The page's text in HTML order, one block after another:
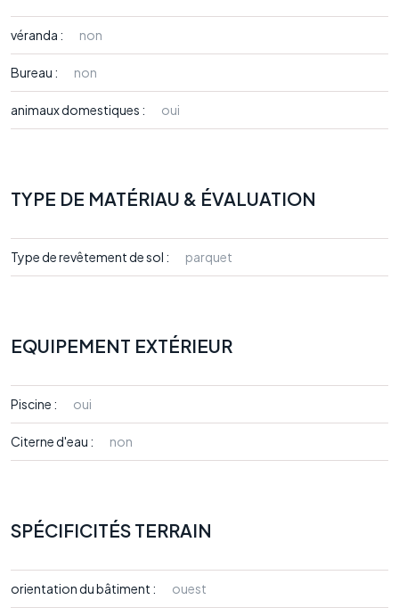
véranda : non
Bureau : non
animaux domestiques : oui
TYPE DE MATÉRIAU & ÉVALUATION
Type de revêtement de sol : parquet
EQUIPEMENT EXTÉRIEUR
Piscine : oui
Citerne d'eau : non
SPÉCIFICITÉS TERRAIN
orientation du bâtiment : ouest